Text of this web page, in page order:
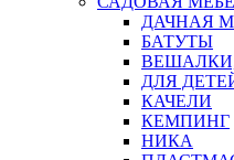
ДАЧНАЯ
БАТУТЫ
ДЛЯ
КАЧЕЛИ
КЕМПИНГ
НИКА